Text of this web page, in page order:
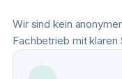
Wir sind kein
Fachbetrieb mit klaren